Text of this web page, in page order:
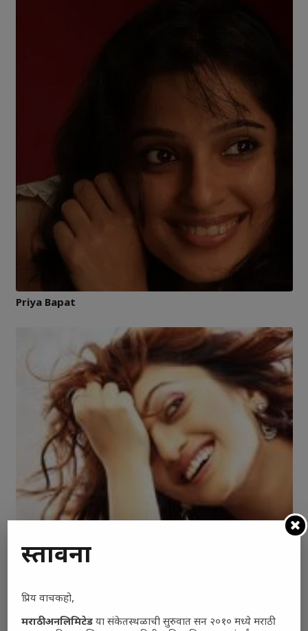
Priya Bapat
Manasi Naik
प्रस्तावना
प्रिय वाचकहो,
मराठी अनलिमिटेड या संकेतस्थळाची सुरुवात सन २०१० मध्ये मराठी